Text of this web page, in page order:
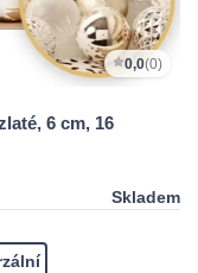
0,0(0)
6 cm, 16
Skladem